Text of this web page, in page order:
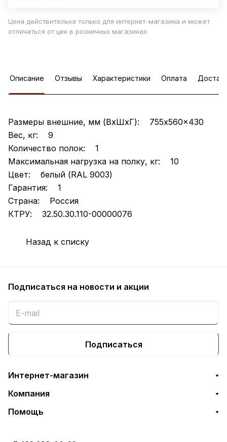
Цена действительна только для интернет-магазина и может
отличаться от цен в розничных магазинах
Описание Отзывы Характеристики Оплата
Размеры внешние, мм (ВхШхГ): 755x560x430
Вес, кг: 9
Количество полок: 1
Максимальная нагрузка на полку, кг: 10
Цвет: белый (RAL 9003)
Гарантия: 1
Страна: Россия
КТРУ: 32.50.30.110-00000076
Назад к списку
Подписаться на новости и акции
Подписаться
Интернет-магазин
Компания
Помощь